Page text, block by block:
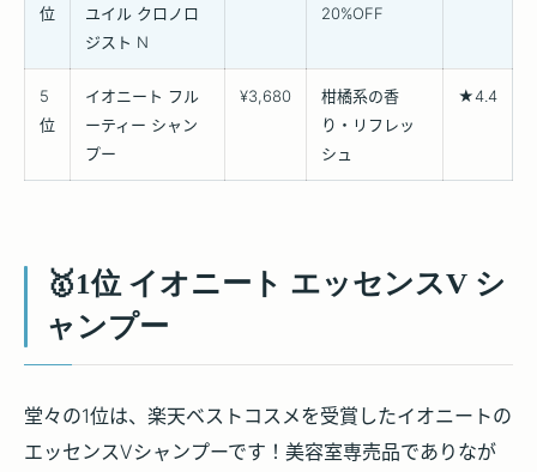
位
ユイル クロノロ
ジスト N
20%OFF
5
位
イオニート フル
ーティー シャン
プー
¥3,680
柑橘系の香
り・リフレッ
シュ
★4.4
🥇1位 イオニート エッセンスV シ
ャンプー
堂々の1位は、楽天ベストコスメを受賞したイオニートの
エッセンスVシャンプーです！美容室専売品でありなが